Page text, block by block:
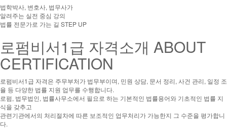
법학박사, 변호사, 법무사가
알려주는 실전 중심 강의
법률 전문가로 가는 길 STEP UP
로펌비서1급 자격소개 ABOUT
CERTIFICATION
로펌비서1급 자격은 주무부처가 법무부이며, 민원 상담, 문서 정리, 사건 관리, 일정 조
율 등 다양한 법률 지원 업무를 수행합니다.
로펌, 법무법인, 법률사무소에서 필요로 하는 기본적인 법률용어와 기초적인 법률 지
식을 갖추고
관련기관에서의 처리절차에 따른 보조적인 업무처리가 가능한지 그 수준을 평가합니
다.